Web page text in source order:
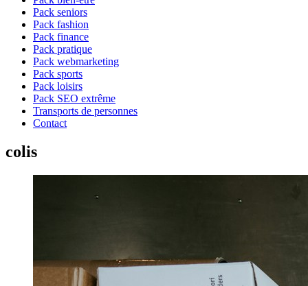
Pack seniors
Pack fashion
Pack finance
Pack pratique
Pack webmarketing
Pack sports
Pack loisirs
Pack SEO extrême
Transports de personnes
Contact
colis